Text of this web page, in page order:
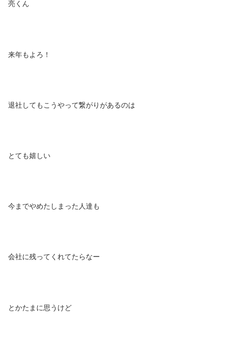
亮くん
来年もよろ！
退社してもこうやって繋がりがあるのは
とても嬉しい
今までやめたしまった人達も
会社に残ってくれてたらなー
とかたまに思うけど